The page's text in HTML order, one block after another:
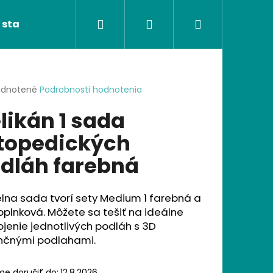
Ortopedické podložky
Hľadať PrihlásenieNákupný
Podrobnosti hodnotenia
1 sada
farebná
sada tvorí sety Medium 1 farebná a
Môžete sa tešiť na ideálne
jednotlivých podláh s 3D
podlahami.